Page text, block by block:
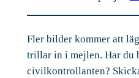
Fler bilder kommer att
trillar in i mejlen. Har du
civilkontrollanten?